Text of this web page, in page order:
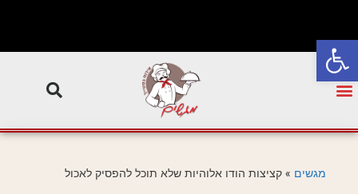
פתח סרגל נגישות
מגשים » קציצות הודו אלוהיות שלא תוכל להפסיק לאכול